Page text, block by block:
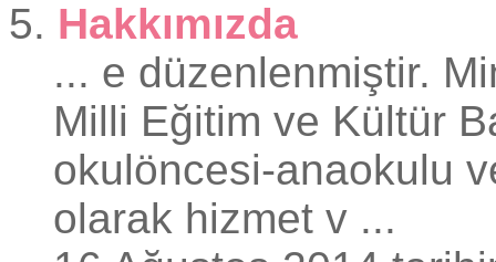
5. Hakkımızda
... e düzenlenmiştir.
Milli Eğitim ve Kültür
okulöncesi-anaokulu
olarak hizmet v ...